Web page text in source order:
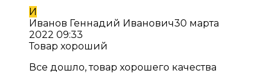
И
Иванов Геннадий Иванович30 марта
2022 09:33
Товар хороший
Все дошло, товар хорошего качества